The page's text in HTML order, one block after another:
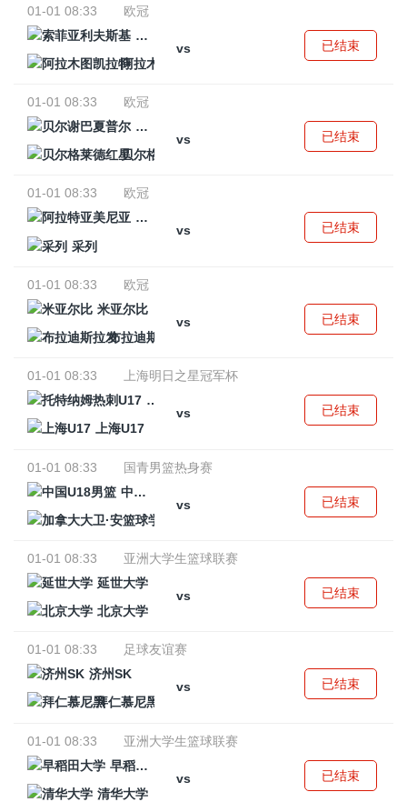
01-01 08:33
欧冠
索菲亚利夫斯基
vs
阿拉木图凯拉特
已结束
01-01 08:33
欧冠
贝尔谢巴夏普尔
vs
贝尔格莱德红星
已结束
01-01 08:33
欧冠
阿拉特亚美尼亚
vs
采列
已结束
01-01 08:33
欧冠
米亚尔比
vs
布拉迪斯拉发
已结束
01-01 08:33
上海明日之星冠军杯
托特纳姆热刺U17
vs
上海U17
已结束
01-01 08:33
国青男篮热身赛
中国U18男篮
vs
已结束
01-01 08:33
亚洲大学生篮球联赛
延世大学
vs
北京大学
已结束
01-01 08:33
足球友谊赛
济州SK
vs
拜仁慕尼黑
已结束
01-01 08:33
亚洲大学生篮球联赛
早稻田大学
vs
清华大学
已结束